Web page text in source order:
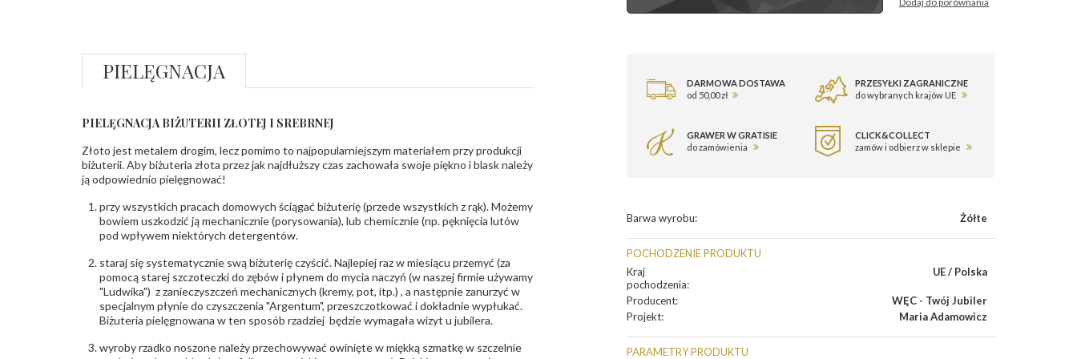
DARMOWA DOSTAWA
od 50,00 zł
PRZESYŁKI ZAGRANICZNE
do wybranych krajów UE
GRAWER W GRATISIE
do zamówienia
CLICK&COLLECT
zamów i odbierz w sklepie
Barwa wyrobu: Żółte
POCHODZENIE PRODUKTU
Kraj
pochodzenia:
UE / Polska
Producent:
WĘC - Twój Jubiler
Projekt: Maria Adamowicz
PARAMETRY PRODUKTU
PIELĘGNACJA
PIELĘGNACJA BIŻUTERII ZŁOTEJ I SREBRNEJ
Złoto jest metalem drogim, lecz pomimo to najpopularniejszym materiałem przy produkcji
biżuterii. Aby biżuteria złota przez jak najdłuższy czas zachowała swoje piękno i blask należy
ją odpowiednio pielęgnować!
przy wszystkich pracach domowych ściągać biżuterię (przede wszystkich z rąk). Możemy
bowiem uszkodzić ją mechanicznie (porysowania), lub chemicznie (np. pęknięcia lutów
pod wpływem niektórych detergentów.
staraj się systematycznie swą biżuterię czyścić. Najlepiej raz w miesiącu przemyć (za
pomocą starej szczoteczki do zębów i płynem do mycia naczyń (w naszej firmie używamy
"Ludwika") z zanieczyszczeń mechanicznych (kremy, pot, itp.) , a następnie zanurzyć w
specjalnym płynie do czyszczenia "Argentum", przeszczotkować i dokładnie wypłukać.
Biżuteria pielęgnowana w ten sposób rzadziej będzie wymagała wizyt u jubilera.
wyroby rzadko noszone należy przechowywać owinięte w miękką szmatkę w szczelnie